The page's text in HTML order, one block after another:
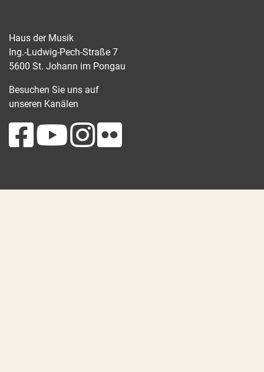
Haus der Musik
Ing.-Ludwig-Pech-Straße 7
5600 St. Johann im Pongau
Besuchen Sie uns auf
unseren Kanälen